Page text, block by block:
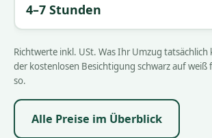
4–7 Stunden
Richtwerte inkl. USt. Was Ihr Umzug
der kostenlosen Besichtigung schwarz auf weiß
so.
Alle Preise im Überblick